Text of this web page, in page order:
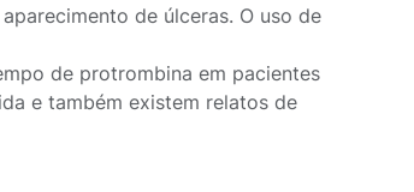
de úlceras. O uso de
de protrombina em pacientes
e também existem relatos de